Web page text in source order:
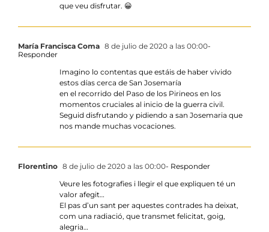
que veu disfrutar. 😀
María Francisca Coma 8 de julio de 2020 a las 00:00-
Responder
Imagino lo contentas que estáis de haber vivido
estos días cerca de San Josemaría
en el recorrido del Paso de los Pirineos en los
momentos cruciales al inicio de la guerra civil.
Seguid disfrutando y pidiendo a san Josemaria que
nos mande muchas vocaciones.
Florentino 8 de julio de 2020 a las 00:00- Responder
Veure les fotografies i llegir el que expliquen té un
valor afegit…
El pas d’un sant per aquestes contrades ha deixat,
com una radiació, que transmet felicitat, goig,
alegria…